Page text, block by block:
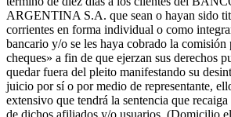
ARGENTINA S.A. que sean o hayan sido
corrientes en forma individual o como
bancario y/o se les haya cobrado la
cheques» a fin de que ejerzan sus derechos
quedar fuera del pleito manifestando su
juicio por sí o por medio de representante,
extensivo que tendrá la sentencia que
de dichos afiliados y/o usuarios. (Domicilio